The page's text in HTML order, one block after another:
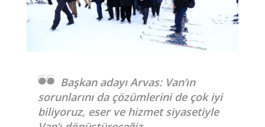
Başkan adayı Arvas: Van’ın
sorunlarını da çözümlerini de çok iyi
biliyoruz, eser ve hizmet siyasetiyle